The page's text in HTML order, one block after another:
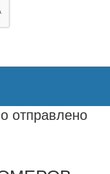
отправлено